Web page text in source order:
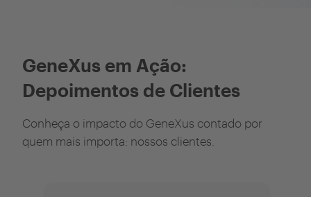
GeneXus em Ação:
Depoimentos de Clientes
Conheça o impacto do GeneXus contado por
quem mais importa: nossos clientes.